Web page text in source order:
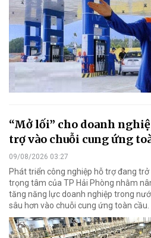
“Mở lối” cho doanh
trợ vào chuỗi cung ứng
09/08/2026 03:27
Phát triển công nghiệp hỗ trợ đang
trọng tâm của TP Hải Phòng nhằm
tăng năng lực doanh nghiệp trong
sâu hơn vào chuỗi cung ứng toàn cầu.